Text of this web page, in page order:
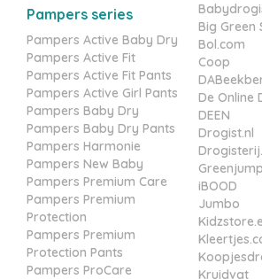
Pampers series
Pampers Active Baby Dry
Pampers Active Fit
Pampers Active Fit Pants
Pampers Active Girl Pants
Pampers Baby Dry
Pampers Baby Dry Pants
Pampers Harmonie
Pampers New Baby
Pampers Premium Care
Pampers Premium
Protection
Pampers Premium
Protection Pants
Pampers ProCare
Big Green
Bol.com
Coop
De Online
DEEN
Drogist.nl
Greenjump
iBOOD
Jumbo
Kruidvat